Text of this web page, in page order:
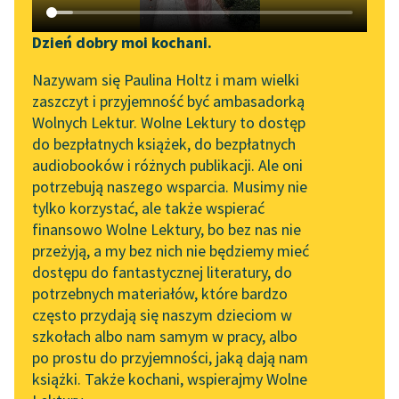
Katalog DAISY
Podkasty o książkach
Zgłoś brak utworu
Aktualności
„Prokurator Alicja Horn”
do słuchania
Byliśmy częścią AI Impact
Lab
Zapraszamy na spotkanie
online z tłumaczkami
literatury skandynawskiej
Spotkanie z Katarzyną
Tunkiel w Oslo
102. lata temu zmarł
Joseph Conrad
Narzędzia
Mapa Wolnych Lektur
Leśmianator
Przewodnik dla piszących i
czytających
API
OAI-PMH
Widget Wolnych Lektur
Przypisy
Dzień dobry moi kochani.
Nazywam się Paulina Holtz i mam wielki
zaszczyt i przyjemność być ambasadorką
Wolnych Lektur. Wolne Lektury to dostęp
do bezpłatnych książek, do bezpłatnych
audiobooków i różnych publikacji. Ale oni
potrzebują naszego wsparcia. Musimy nie
tylko korzystać, ale także wspierać
finansowo Wolne Lektury, bo bez nas nie
przeżyją, a my bez nich nie będziemy mieć
dostępu do fantastycznej literatury, do
potrzebnych materiałów, które bardzo
często przydają się naszym dzieciom w
szkołach albo nam samym w pracy, albo
po prostu do przyjemności, jaką dają nam
książki. Także kochani, wspierajmy Wolne
Pocałunki
Plaża w nocy
Wybrzeże
Syreny
pobierz książkę